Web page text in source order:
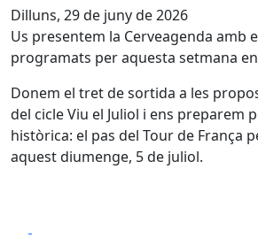
Dilluns, 29 de juny de 2026
Us presentem la Cerveagenda amb
programats per aquesta setmana
Donem el tret de sortida a les
del cicle Viu el Juliol i ens preparem
històrica: el pas del Tour de França
aquest diumenge, 5 de juliol.